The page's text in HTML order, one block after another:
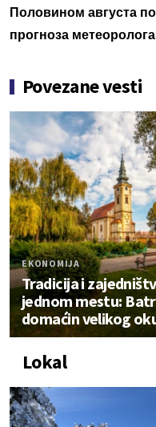
Половином августа
прогноза
Povezane vesti
EKONOMIJA
Tradicija i
jednom mestu:
domaćin velikog
Lokal